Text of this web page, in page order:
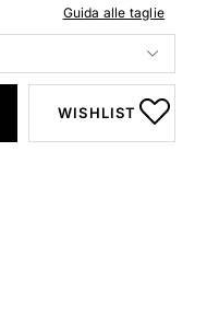
Guida alle taglie
WISHLIST